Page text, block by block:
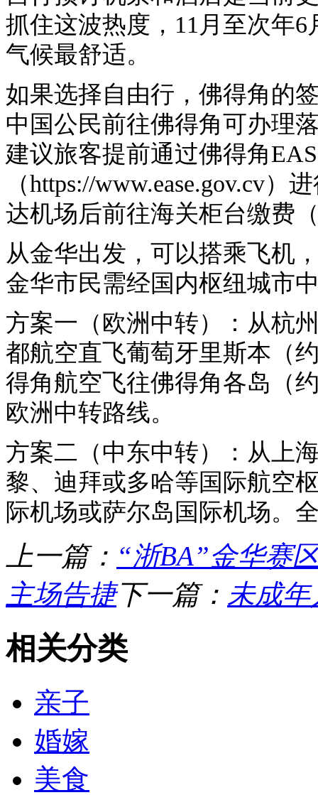
抓住这波热度，11月至次年
气候最舒适。
如果选择自由行，佛得角的
中国公民前往佛得角可办理
建议旅客提前通过佛得角
（https://www.ease.gov.cv
达机场后前往海关柜台缴费
从金华出发，可以搭乘飞机
金华市民需经国内枢纽城市
方案一（欧洲中转）：从杭
都航空直飞葡萄牙里斯本（
得角航空飞往佛得角各岛（
欧洲中转路线。
方案二（中东中转）：从上
黎、迪拜或多哈等国际航空
际机场或萨尔岛国际机场。
上一篇： “浙BA”金华赛
主场告捷下一篇： 未成
相关分类
亲子
婚嫁
美食